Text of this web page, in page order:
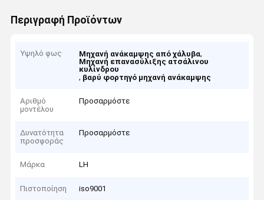
Περιγραφή Προϊόντων
Υψηλό φως Μηχανή ανάκαμψης από χάλυβα,
Μηχανή επανασύλιξης ατσάλινου
κυλίνδρου
, βαρύ φορτηγό μηχανή ανάκαμψης
Αριθμό
μοντέλου
Προσαρμόστε
Δυνατότητα
προσφοράς
Προσαρμόστε
Μάρκα LH
Πιστοποίηση iso9001